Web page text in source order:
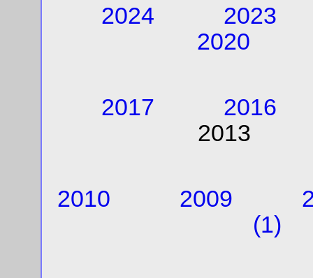
2024
2023
2020
2017
2016
2010 2009
(1)